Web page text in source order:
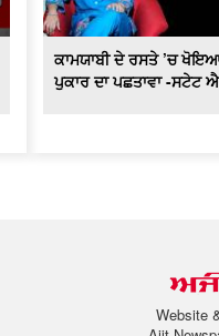
ਕਾਮਯਾਬੀ ਦੇ ਰਸਤੇ ’ਚ
ਪੁਕਾਰ ਦਾ ਪਛਤਾਵਾ -ਸਟੇਟ
Website